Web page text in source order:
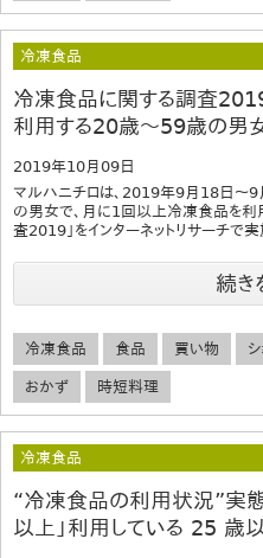
冷凍食品
冷凍食品に関する調査
利用する20歳～59歳の男
2019年10月09日
マルハニチロは、2019年9月18日～
の男女で、月に1回以上冷凍食品を利
査2019」をインターネットリサーチで
続き
冷凍食品 食品 買い物
おかず 時短料理
冷凍食品
“冷凍食品の利用状況”実
以上」利用している 25 歳